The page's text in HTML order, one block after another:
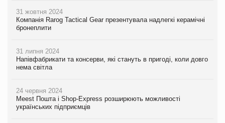
31 жовтня 2024
Компанія Rarog Tactical Gear презентувала надлегкі керамічні
бронеплити
31 липня 2024
Напівфабрикати та консерви, які стануть в пригоді, коли довго
нема світла
24 червня 2024
Meest Пошта і Shop-Express розширюють можливості
українських підприємців